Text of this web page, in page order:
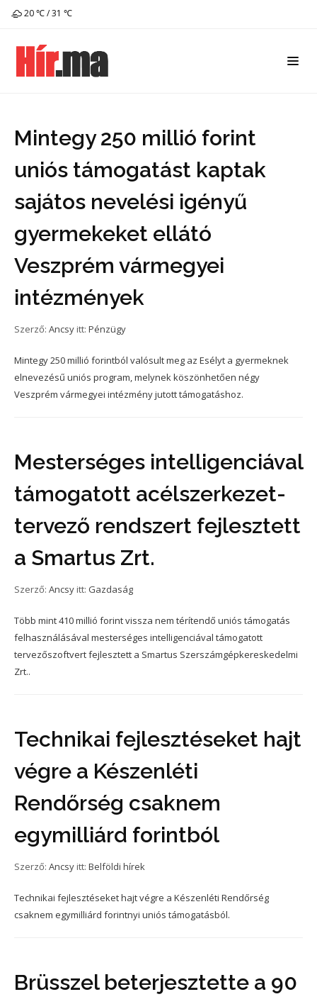
20 ℃ / 31 ℃
Mintegy 250 millió forint
uniós támogatást kaptak
sajátos nevelési igényű
gyermekeket ellátó
Veszprém vármegyei
intézmények
Szerző: Ancsy itt: Pénzügy
Mintegy 250 millió forintból valósult meg az Esélyt a gyermeknek
elnevezésű uniós program, melynek köszönhetően négy
Veszprém vármegyei intézmény jutott támogatáshoz.
Mesterséges intelligenciával
támogatott acélszerkezet-
tervező rendszert fejlesztett
a Smartus Zrt.
Szerző: Ancsy itt: Gazdaság
Több mint 410 millió forint vissza nem térítendő uniós támogatás
felhasználásával mesterséges intelligenciával támogatott
tervezőszoftvert fejlesztett a Smartus Szerszámgépkereskedelmi
Zrt..
Technikai fejlesztéseket hajt
végre a Készenléti
Rendőrség csaknem
egymilliárd forintból
Szerző: Ancsy itt: Belföldi hírek
Technikai fejlesztéseket hajt végre a Készenléti Rendőrség
csaknem egymilliárd forintnyi uniós támogatásból.
Brüsszel beterjesztette a 90